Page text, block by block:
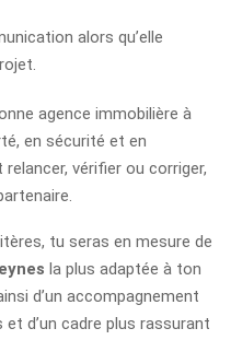
alors qu’elle
agence immobilière à
en sécurité et en
vérifier ou corriger,
tu seras en mesure de
la plus adaptée à ton
d’un accompagnement
d’un cadre plus rassurant